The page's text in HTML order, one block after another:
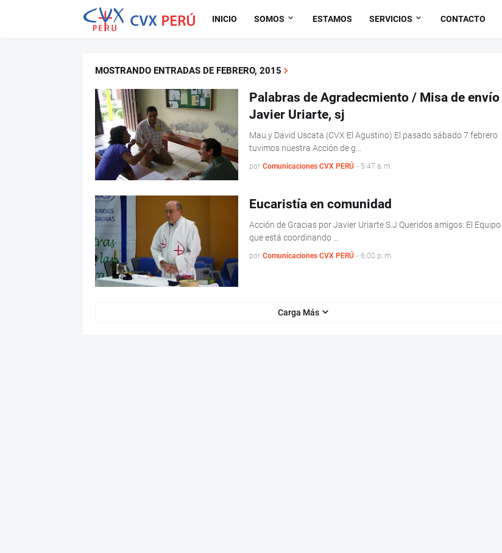
INICIO SOMOS ESTAMOS SERVICIOS CONTACTO
MOSTRANDO ENTRADAS DE FEBRERO, 2015
Palabras de Agradecmiento / Misa de envío
Javier Uriarte, sj
Mau y David Uscata (CVX El Agustino) El pasado sábado 7 febrero
tuvimos nuestra Acción de g…
por Comunicaciones CVX PERÚ - 5:47 a. m.
Eucaristía en comunidad
Acción de Gracias por Javier Uriarte S.J Queridos amigos: El Equipo
que está coordinando …
por Comunicaciones CVX PERÚ - 6:00 p. m.
Carga Más